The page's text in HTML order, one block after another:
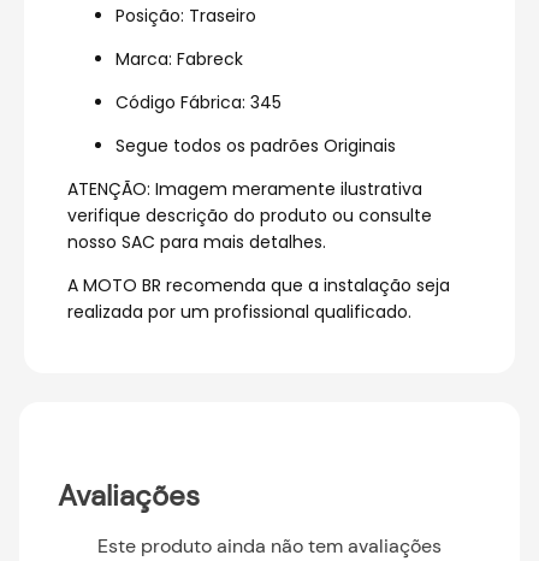
Posição: Traseiro
Marca: Fabreck
Código Fábrica: 345
Segue todos os padrões Originais
ATENÇÃO: Imagem meramente ilustrativa
verifique descrição do produto ou consulte
nosso SAC para mais detalhes.
A MOTO BR recomenda que a instalação seja
realizada por um profissional qualificado.
Avaliações
Este produto ainda não tem avaliações